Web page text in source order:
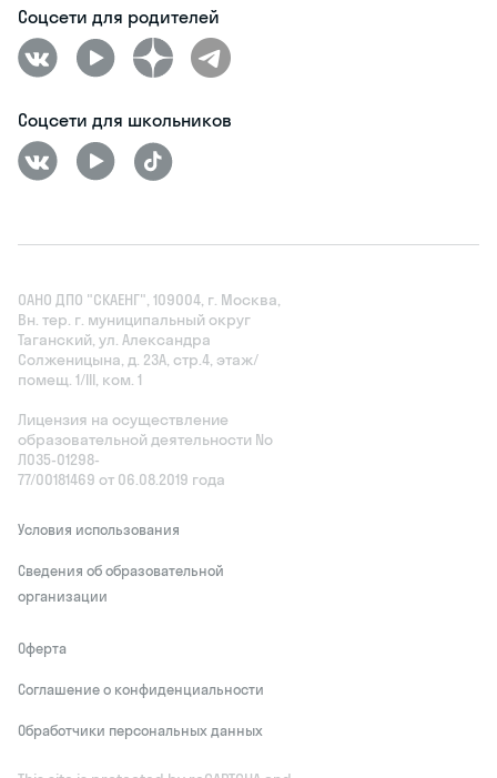
Соцсети для родителей
Соцсети для школьников
ОАНО ДПО "СКАЕНГ", 109004, г. Москва,
Вн. тер. г. муниципальный округ
Таганский, ул. Александра
Солженицына, д. 23А, стр.4, этаж/
помещ. 1/III, ком. 1
Лицензия на осуществление
образовательной деятельности No
Л035‑01298-
77/00181469 от 06.08.2019 года
Условия использования
Сведения об образовательной
организации
Оферта
Соглашение о конфиденциальности
Обработчики персональных данных